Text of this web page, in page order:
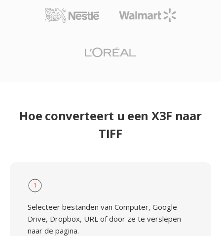
Hoe converteert u een X3F naar
TIFF
1
Selecteer bestanden van Computer, Google
Drive, Dropbox, URL of door ze te verslepen
naar de pagina.